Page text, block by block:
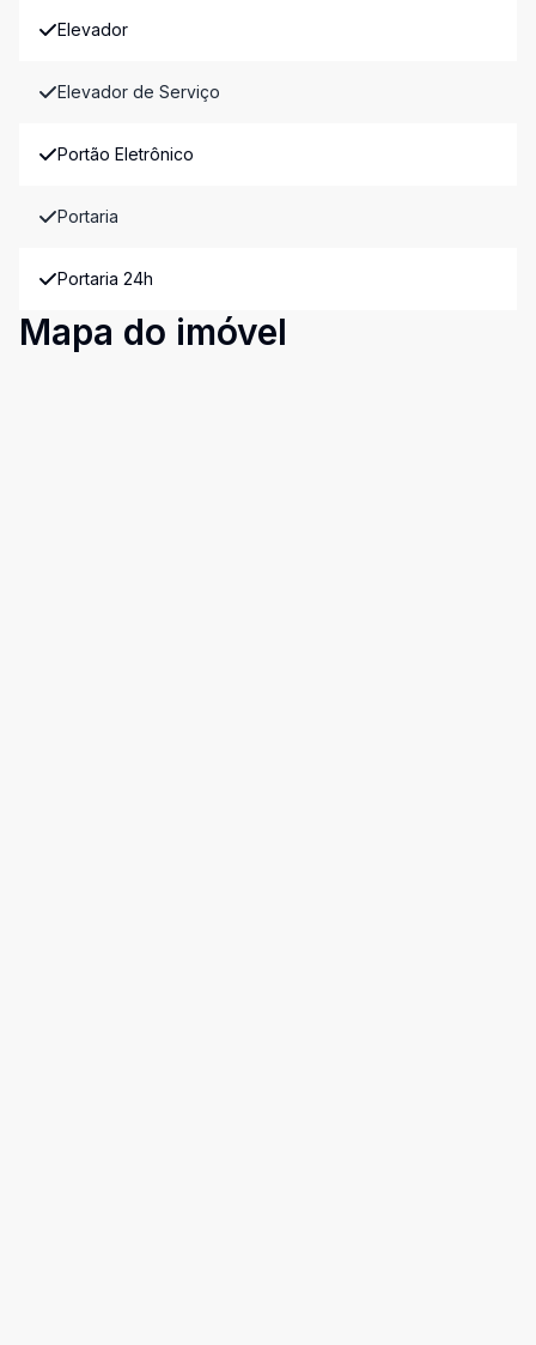
Elevador
Elevador de Serviço
Portão Eletrônico
Portaria
Portaria 24h
Mapa do imóvel